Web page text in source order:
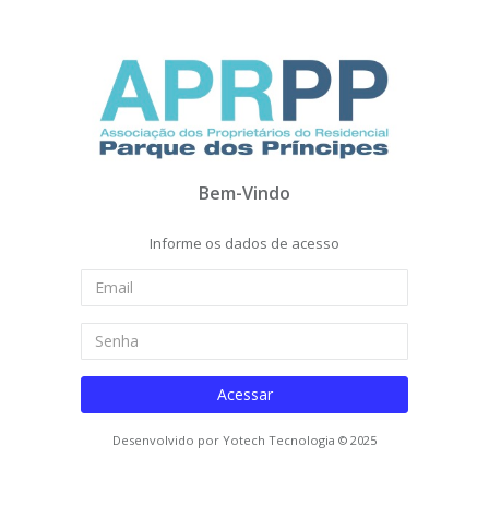
Bem-Vindo
Informe os dados de acesso
Acessar
Desenvolvido por Yotech Tecnologia © 2025